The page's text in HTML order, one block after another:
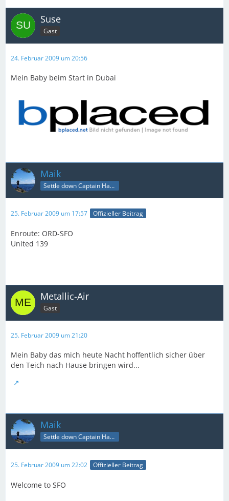
Suse
Gast
24. Februar 2009 um 20:56
Mein Baby beim Start in Dubai
Maik
Settle down Captain Happy
25. Februar 2009 um 17:57 Offizieller Beitrag
Enroute: ORD-SFO
United 139
Metallic-Air
Gast
25. Februar 2009 um 21:20
Mein Baby das mich heute Nacht hoffentlich sicher über
den Teich nach Hause bringen wird...
Maik
Settle down Captain Happy
25. Februar 2009 um 22:02 Offizieller Beitrag
Welcome to SFO